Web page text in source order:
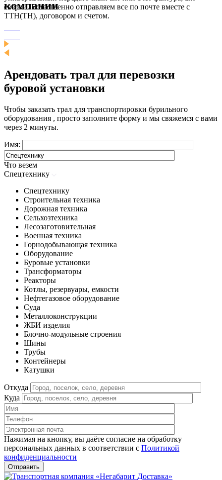
сверки. Естественно отправляем все по почте вместе с
ТТН(ТН), договором и счетом.
компании
Арендовать трал для перевозки
буровой установки
Чтобы заказать трал для транспортировки бурильного
оборудования , просто заполните форму и мы свяжемся с вами
через 2 минуты.
Имя:
Что везем
Спецтехнику
Спецтехнику
Строительная техника
Дорожная техника
Сельхозтехника
Лесозаготовительная
Военная техника
Горнодобывающая техника
Оборудование
Буровые установки
Трансформаторы
Реакторы
Котлы, резервуары, емкости
Нефтегазовое оборудование
Cуда
Металлоконструкции
ЖБИ изделия
Блочно-модульные строения
Шины
Трубы
Контейнеры
Катушки
Откуда
Куда
Нажимая на кнопку, вы даёте согласие на обработку
персональных данных в соответствии c Политикой
конфиденциальности